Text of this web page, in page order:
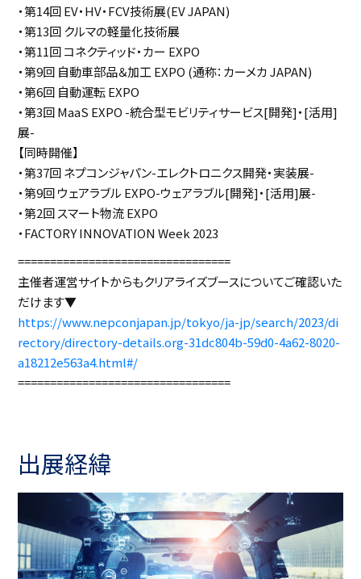
・第14回 EV・HV・FCV技術展(EV JAPAN)
・第13回 クルマの軽量化技術展
・第11回 コネクティッド・カー EXPO
・第9回 自動車部品＆加工 EXPO (通称：カーメカ JAPAN)
・第6回 自動運転 EXPO
・第3回 MaaS EXPO -統合型モビリティサービス[開発]・[活用]
展-
【同時開催】
・第37回 ネプコンジャパン-エレクトロニクス開発・実装展-
・第9回 ウェアラブル EXPO-ウェアラブル[開発]・[活用]展-
・第2回 スマート物流 EXPO
・FACTORY INNOVATION Week 2023
=================================
主催者運営サイトからもクリアライズブースについてご確認いた
だけます▼
https://www.nepconjapan.jp/tokyo/ja-jp/search/2023/di
rectory/directory-details.org-31dc804b-59d0-4a62-8020-
a18212e563a4.html#/
=================================
出展経緯